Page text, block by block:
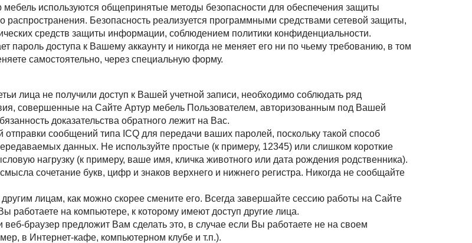
используются общепринятые методы безопасности для обеспечения защиты
Безопасность реализуется программными средствами сетевой защиты,
средств защиты информации, соблюдением политики конфиденциальности.
пароль доступа к Вашему аккаунту и никогда не меняет его ни по чьему требованию, в том
самостоятельно, через специальную форму.
лица не получили доступ к Вашей учетной записи, необходимо соблюдать ряд
совершенные на Сайте Артур мебель Пользователем, авторизованным под Вашей
доказательства обратного лежит на Вас.
отправки сообщений типа ICQ для передачи ваших паролей, поскольку такой способ
данных. Не используйте простые (к примеру, 12345) или слишком короткие
нагрузку (к примеру, ваше имя, кличка животного или дата рождения родственника).
сочетание букв, цифр и знаков верхнего и нижнего регистра. Никогда не сообщайте
лицам, как можно скорее смените его. Всегда завершайте сессию работы на Сайте
работаете на компьютере, к которому имеют доступ другие лица.
веб-браузер предложит Вам сделать это, в случае если Вы работаете не на своем
в Интернет-кафе, компьютерном клубе и т.п.).